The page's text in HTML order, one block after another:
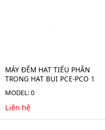
MÁY ĐẾM HẠT TIỂU PHÂN
TRONG HẠT BỤI PCE-PCO 1
MODEL: 0
Liên hệ